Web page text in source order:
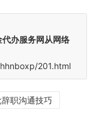
办服务网从网络
201.html
职沟通技巧